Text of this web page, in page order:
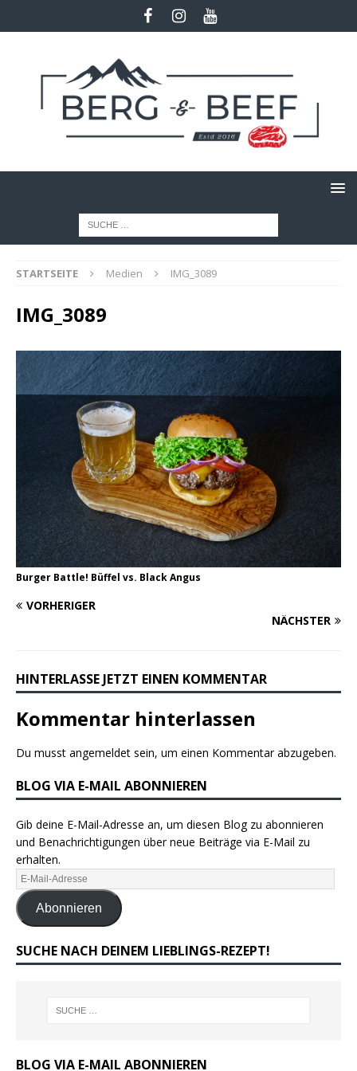
STARTSEITE Medien IMG_3089
IMG_3089
Burger Battle! Büffel vs. Black Angus
VORHERIGER
NÄCHSTER
HINTERLASSE JETZT EINEN KOMMENTAR
Kommentar hinterlassen
Du musst angemeldet sein, um einen Kommentar abzugeben.
BLOG VIA E-MAIL ABONNIEREN
Gib deine E-Mail-Adresse an, um diesen Blog zu abonnieren
und Benachrichtigungen über neue Beiträge via E-Mail zu
erhalten.
Abonnieren
SUCHE NACH DEINEM LIEBLINGS-REZEPT!
BLOG VIA E-MAIL ABONNIEREN